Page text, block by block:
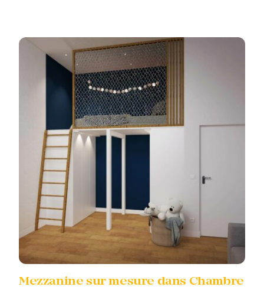
Mezzanine sur mesure dans Chambre